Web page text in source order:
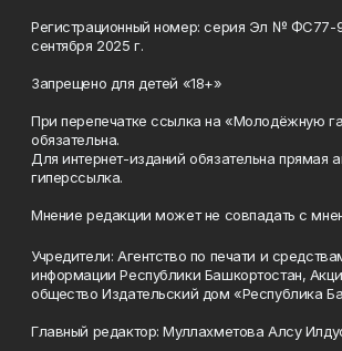
Регистрационный номер: серия Эл № ФС77-
сентября 2025 г.
Запрещено для детей «18+»
При перепечатке ссылка на «Молодёжную
обязательна.
Для интернет-изданий обязательна прямая
гиперссылка.
Мнение редакции может не совпадать с
Учредители: Агентство по печати и
информации Республики Башкортостан,
общество Издательский дом «Республика
Главный редактор: Муллахметова Алсу